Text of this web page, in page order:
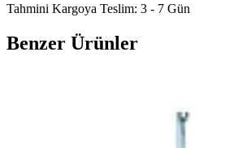
Tahmini Kargoya Teslim: 3 - 7 Gün
Benzer Ürünler